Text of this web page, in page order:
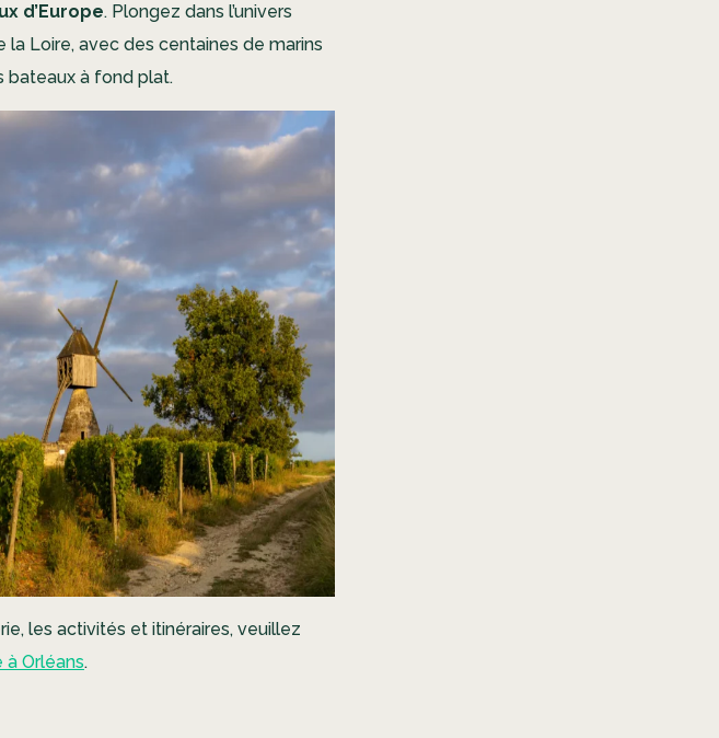
d’Europe. Plongez dans l’univers
Loire, avec des centaines de marins
bateaux à fond plat.
les activités et itinéraires, veuillez
Orléans.